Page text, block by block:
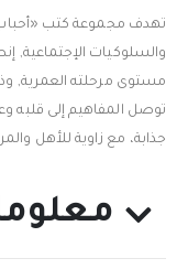
تهدف مجموعة كتب «أحباب
والسلوكيات الإجتماعية,
مستوى مرحلته العمرية,
توصل المفاهيم إلى قلبه
جذابة، مع زاوية للأهل